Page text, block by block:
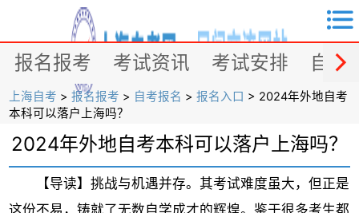

报名报考 考试资讯 考试安排 自考

上海自考 >报名报考 > 自考报名 >报名入口 > 2024年外地自考
本科可以落户上海吗？
2024年外地自考本科可以落户上海吗？
【导读】挑战与机遇并存。其考试难度虽大，但正是